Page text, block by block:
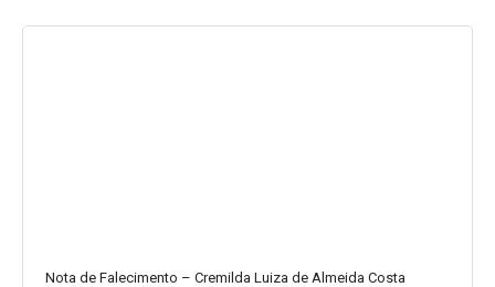
Nota de Falecimento – Cremilda Luiza de Almeida Costa